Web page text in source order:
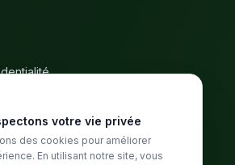
votre vie privée
des cookies pour améliorer
En utilisant notre site, vous